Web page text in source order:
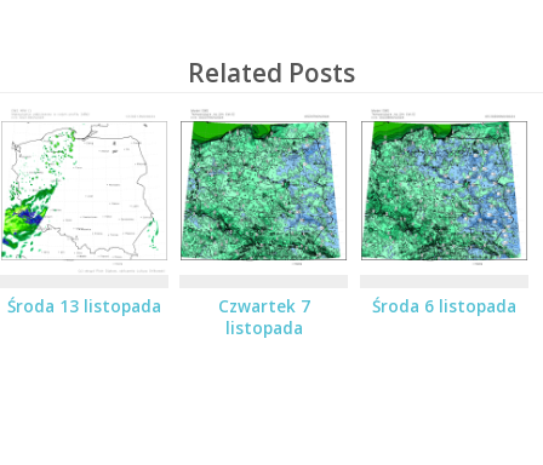
Related Posts
Środa 13 listopada
Czwartek 7
listopada
Środa 6 listopada